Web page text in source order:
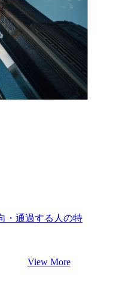
・通過する人の特
View More